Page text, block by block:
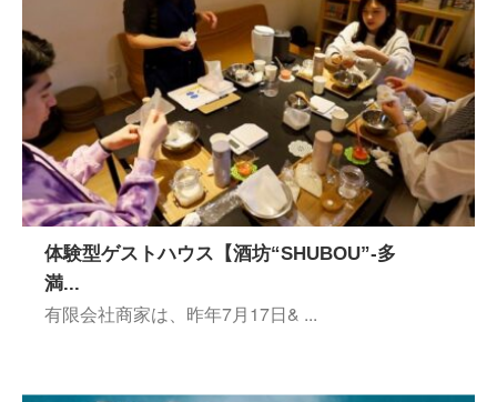
体験型ゲストハウス【酒坊“SHUBOU”-多
満...
有限会社商家は、昨年7⽉17⽇& ...